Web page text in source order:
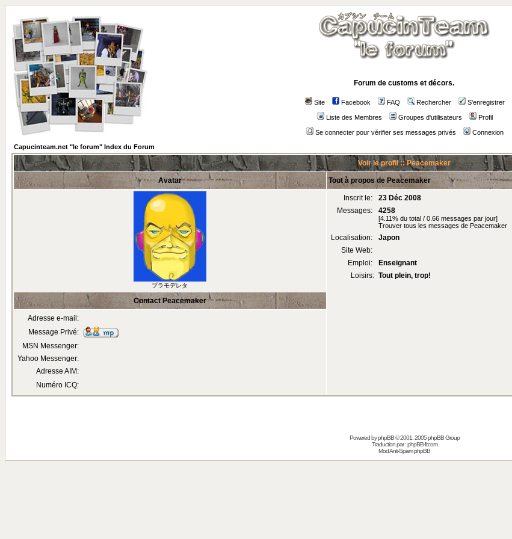
Forum de customs et décors.
Site Facebook FAQ Rechercher S'enregistrer
Liste des Membres Groupes d'utilisateurs Profil
Se connecter pour vérifier ses messages privés
Connexion
Capucinteam.net "le forum" Index du Forum
Voir le profil :: Peacemaker
Avatar Tout à propos de Peacemaker
プラモデレタ
Inscrit le:
23 Déc 2008
Messages:
4258
[4.11% du total / 0.66 messages par jour]
Trouver tous les messages de Peacemaker
Localisation:
Japon
Site Web:
Emploi:
Enseignant
Loisirs: Tout plein, trop!
Contact Peacemaker
Adresse e-mail:
Message Privé:
MSN Messenger:
Yahoo Messenger:
Adresse AIM:
Numéro ICQ:
Powered byphpBB© 2001, 2005 phpBB Group
Traduction par :phpBB-fr.com
Mod Anti-Spam phpBB